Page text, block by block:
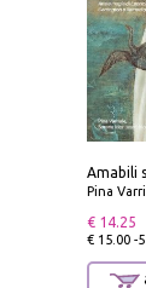
Pina
€ 14.25
€ 15.00 -